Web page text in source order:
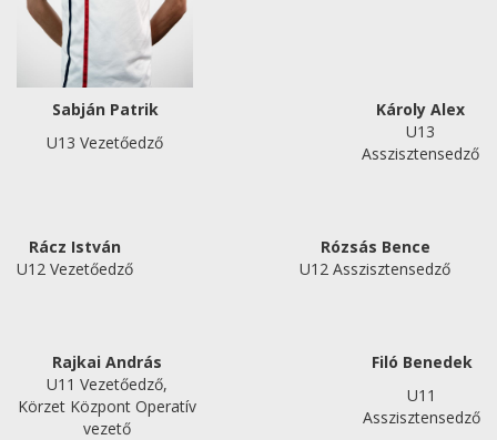
Sabján Patrik
Károly Alex
U13 Vezetőedző
U13
Asszisztensedző
Rácz István
Rózsás Bence
U12 Vezetőedző
U12 Asszisztensedző
Rajkai András
Filó Benedek
U11 Vezetőedző,
Körzet Központ Operatív
vezető
U11
Asszisztensedző